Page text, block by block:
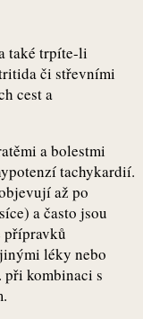
také trpíte-li
či střevními
cest a
a bolestmi
tachykardií.
až po
a často jsou
přípravků
léky nebo
při kombinaci s